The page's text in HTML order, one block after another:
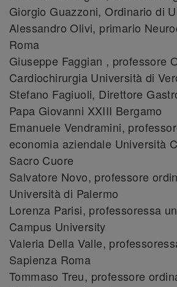
Giorgio Guazzoni, Ordinario di
Alessandro Olivi, primario
Roma
Giuseppe Faggian , professore
Cardiochirurgia Università di
Stefano Fagiuoli, Direttore
Papa Giovanni XXIII Bergamo
Emanuele Vendramini,
economia aziendale Università
Sacro Cuore
Salvatore Novo, professore
Università di Palermo
Lorenza Parisi, professoressa
Campus University
Valeria Della Valle,
Sapienza Roma
Tommaso Treu, professore